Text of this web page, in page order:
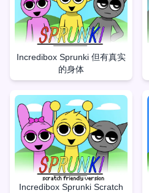
Incredibox Sprunki 但有真实
的身体
Incredibox Sprunki Scratch